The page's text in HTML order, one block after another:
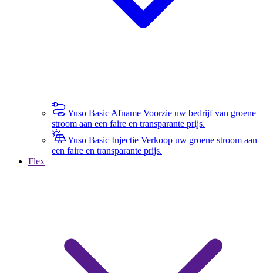
Yuso Basic Afname Voorzie uw bedrijf van groene
stroom aan een faire en transparante prijs.
Yuso Basic Injectie Verkoop uw groene stroom aan
een faire en transparante prijs.
Flex